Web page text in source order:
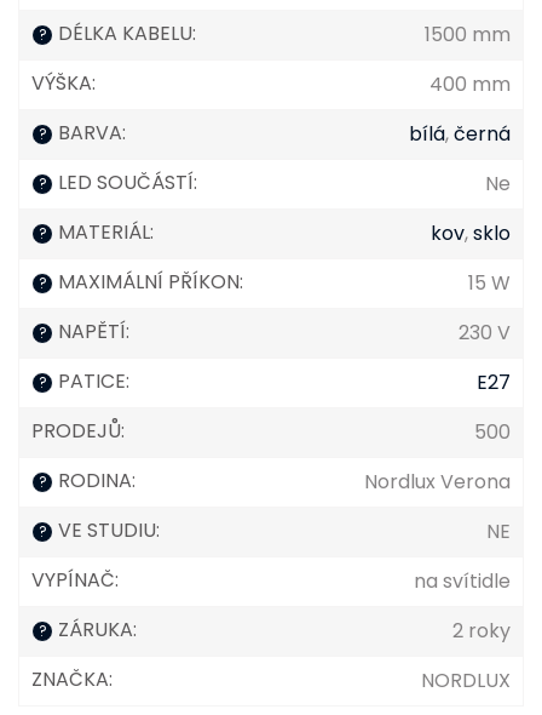
? DÉLKA KABELU:
1500 mm
VÝŠKA: 400 mm
? BARVA: bílá,černá
? LED SOUČÁSTÍ: Ne
? MATERIÁL: kov,sklo
? MAXIMÁLNÍ PŘÍKON: 15 W
? NAPĚTÍ: 230 V
? PATICE:
E27
PRODEJŮ: 500
? RODINA: Nordlux Verona
? VE STUDIU:
NE
VYPÍNAČ: na svítidle
? ZÁRUKA:
2 roky
ZNAČKA: NORDLUX